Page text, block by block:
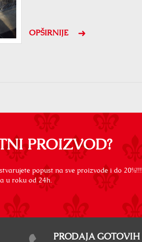
OPŠIRNIJE
PROIZVOD?
popust na sve proizvode i do 20%!!!
u roku od 24h.
PRODAJA GOTOVIH